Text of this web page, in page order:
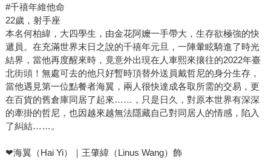
#千禧年維他命
22歲，射手座
本名何柏緯，大四學生，由金花阿嬤一手帶大，生存欲極強的快
遞員。在充滿世界末日之說的千禧年元旦，一陣暈眩騎進了時光
結界，當他再度醒來時，竟意外出現在人車熙來攘往的2022年臺
北街頭！無處可去的他只好暫時頂替外送員戴哲尼的身分生存，
當他遇見第一位點餐者海翼，兩人很快達成各取所需的交易，更
在百貨的舊倉庫同居了起來……，只是日久，對原本世界有深深
的牽掛的哲尼，也因越來越無法隱藏自己對同居人的情感，陷入
了糾結……。
❤海翼（Hai Yi）｜王肇緯（Linus Wang）飾